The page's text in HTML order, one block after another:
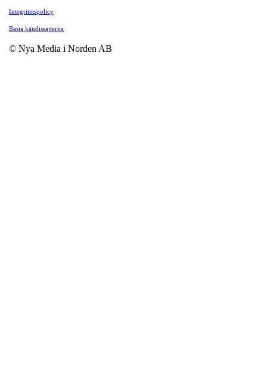
Integritetspolicy
Bästa kändissajterna
© Nya Media i Norden AB